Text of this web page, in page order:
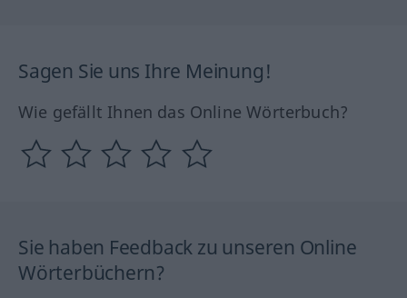
Sagen Sie uns Ihre Meinung!
Wie gefällt Ihnen das Online Wörterbuch?
Sie haben Feedback zu unseren Online
Wörterbüchern?